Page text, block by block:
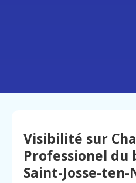
Visibilité sur
Professionel du
Saint-Josse-ten-